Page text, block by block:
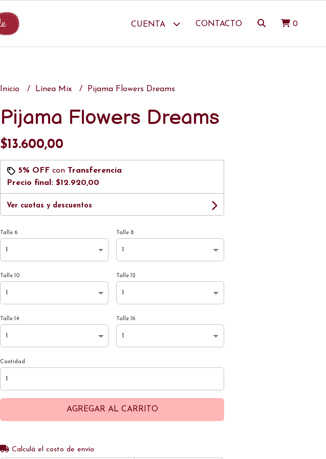
CUENTA CONTACTO 0
Inicio Línea Mix Pijama Flowers Dreams
Pijama Flowers Dreams
$13.600,00
5% OFF con Transferencia
Precio final: $12.920,00
Ver cuotas y descuentos
Talle 6 Talle 8
Talle 10 Talle 12
Talle 14 Talle 16
Cantidad
AGREGAR AL CARRITO
Calculá el costo de envío